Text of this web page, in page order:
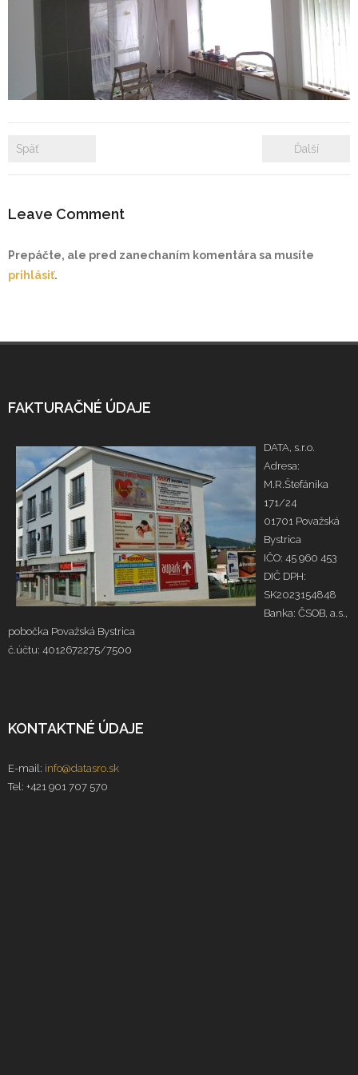
- Zámkové dlažby
- Rekonštrukcie bytových a nebytových priestorov
- Plastové okná a dvere
Prenájom bytových a kancelárskych priestorov
Referencie
Späť Ďalší
Leave Comment
Prepáčte, ale pred zanechaním komentára sa musíte
prihlásiť.
FAKTURAČNÉ ÚDAJE
DATA, s.r.o.
Adresa:
M.R.Štefánika
171/24
01701 Považská
Bystrica
IČO: 45 960 453
DIČ DPH:
SK2023154848
Banka: ČSOB, a.s.,
pobočka Považská Bystrica
č.účtu: 4012672275/7500
KONTAKTNÉ ÚDAJE
E-mail: info@datasro.sk
Tel: +421 901 707 570